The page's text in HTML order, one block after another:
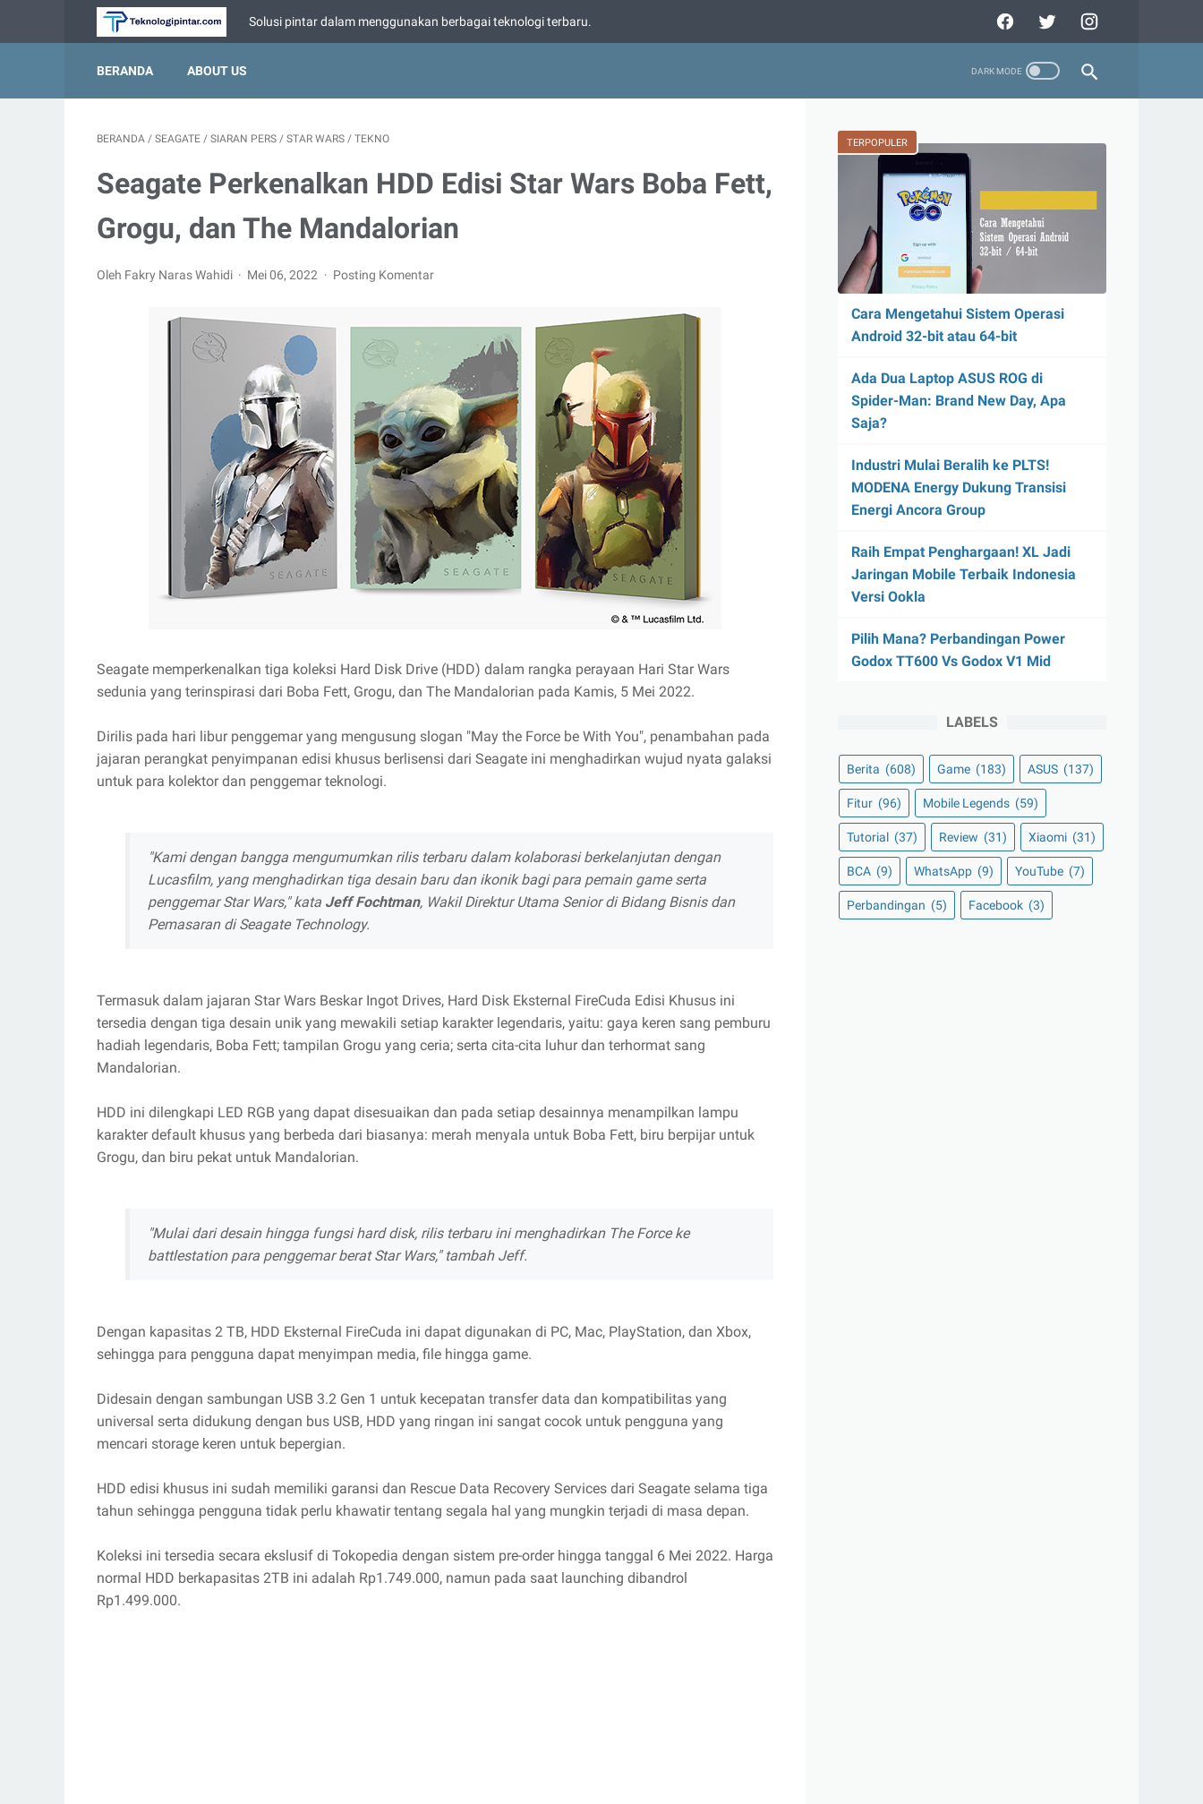
Solusi pintar dalam menggunakan berbagai teknologi terbaru.
BERANDA ABOUT US
BERANDA / SEAGATE / SIARAN PERS / STAR WARS / TEKNO
Seagate Perkenalkan HDD Edisi Star Wars Boba Fett,
Grogu, dan The Mandalorian
Oleh Fakry Naras Wahidi Mei 06, 2022 Posting Komentar
Seagate memperkenalkan tiga koleksi Hard Disk Drive (HDD) dalam rangka perayaan Hari Star Wars
sedunia yang terinspirasi dari Boba Fett, Grogu, dan The Mandalorian pada Kamis, 5 Mei 2022.
Dirilis pada hari libur penggemar yang mengusung slogan "May the Force be With You", penambahan pada
jajaran perangkat penyimpanan edisi khusus berlisensi dari Seagate ini menghadirkan wujud nyata galaksi
untuk para kolektor dan penggemar teknologi.
"Kami dengan bangga mengumumkan rilis terbaru dalam kolaborasi berkelanjutan dengan
Lucasfilm, yang menghadirkan tiga desain baru dan ikonik bagi para pemain game serta
penggemar Star Wars," kata Jeff Fochtman, Wakil Direktur Utama Senior di Bidang Bisnis dan
Pemasaran di Seagate Technology.
Termasuk dalam jajaran Star Wars Beskar Ingot Drives, Hard Disk Eksternal FireCuda Edisi Khusus ini
tersedia dengan tiga desain unik yang mewakili setiap karakter legendaris, yaitu: gaya keren sang pemburu
hadiah legendaris, Boba Fett; tampilan Grogu yang ceria; serta cita-cita luhur dan terhormat sang
Mandalorian.
HDD ini dilengkapi LED RGB yang dapat disesuaikan dan pada setiap desainnya menampilkan lampu
karakter default khusus yang berbeda dari biasanya: merah menyala untuk Boba Fett, biru berpijar untuk
Grogu, dan biru pekat untuk Mandalorian.
"Mulai dari desain hingga fungsi hard disk, rilis terbaru ini menghadirkan The Force ke
battlestation para penggemar berat Star Wars," tambah Jeff.
Dengan kapasitas 2 TB, HDD Eksternal FireCuda ini dapat digunakan di PC, Mac, PlayStation, dan Xbox,
sehingga para pengguna dapat menyimpan media, file hingga game.
Didesain dengan sambungan USB 3.2 Gen 1 untuk kecepatan transfer data dan kompatibilitas yang
universal serta didukung dengan bus USB, HDD yang ringan ini sangat cocok untuk pengguna yang
mencari storage keren untuk bepergian.
HDD edisi khusus ini sudah memiliki garansi dan Rescue Data Recovery Services dari Seagate selama tiga
tahun sehingga pengguna tidak perlu khawatir tentang segala hal yang mungkin terjadi di masa depan.
Koleksi ini tersedia secara ekslusif di Tokopedia dengan sistem pre-order hingga tanggal 6 Mei 2022. Harga
normal HDD berkapasitas 2TB ini adalah Rp1.749.000, namun pada saat launching dibandrol
Rp1.499.000.
TERPOPULER
Cara Mengetahui Sistem Operasi
Android 32-bit atau 64-bit
Ada Dua Laptop ASUS ROG di
Spider-Man: Brand New Day, Apa
Saja?
Industri Mulai Beralih ke PLTS!
MODENA Energy Dukung Transisi
Energi Ancora Group
Raih Empat Penghargaan! XL Jadi
Jaringan Mobile Terbaik Indonesia
Versi Ookla
Pilih Mana? Perbandingan Power
Godox TT600 Vs Godox V1 Mid
LABELS
Berita (608) Game (183) ASUS (137)
Fitur (96) Mobile Legends (59)
Tutorial (37) Review (31) Xiaomi (31)
BCA (9) WhatsApp (9) YouTube (7)
Perbandingan (5) Facebook (3)